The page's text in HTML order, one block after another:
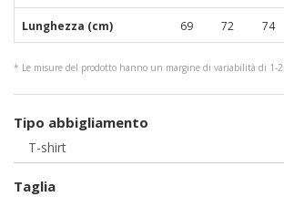
Lunghezza (cm) 69 72 74
* Le misure del prodotto hanno un margine di variabilità di 1-2
Tipo abbigliamento
Taglia